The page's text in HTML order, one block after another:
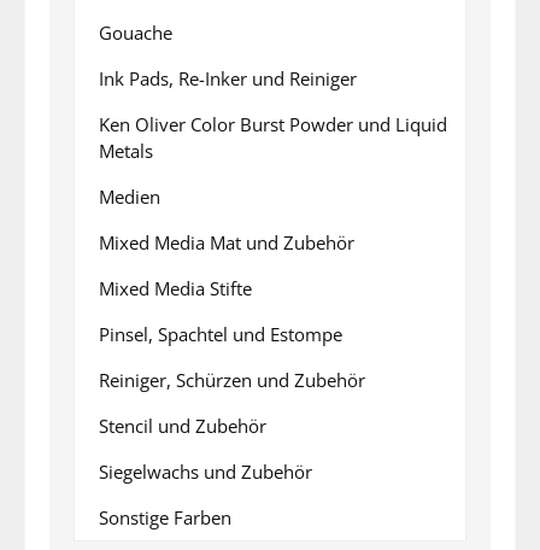
Gouache
Ink Pads, Re-Inker und Reiniger
Ken Oliver Color Burst Powder und Liquid
Metals
Medien
Mixed Media Mat und Zubehör
Mixed Media Stifte
Pinsel, Spachtel und Estompe
Reiniger, Schürzen und Zubehör
Stencil und Zubehör
Siegelwachs und Zubehör
Sonstige Farben